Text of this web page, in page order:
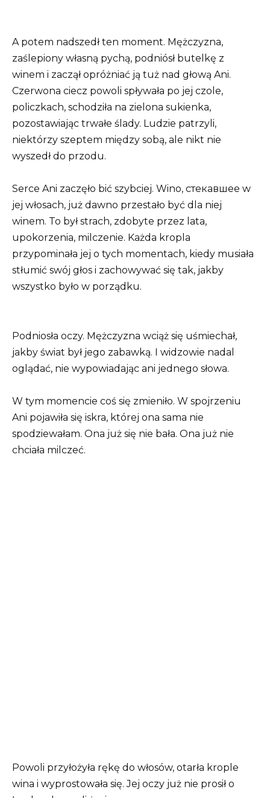
A potem nadszedł ten moment. Mężczyzna,
zaślepiony własną pychą, podniósł butelkę z
winem i zaczął opróżniać ją tuż nad głową Ani.
Czerwona ciecz powoli spływała po jej czole,
policzkach, schodziła na zielona sukienka,
pozostawiając trwałe ślady. Ludzie patrzyli,
niektórzy szeptem między sobą, ale nikt nie
wyszedł do przodu.
Serce Ani zaczęło bić szybciej. Wino, стекавшее w
jej włosach, już dawno przestało być dla niej
winem. To był strach, zdobyte przez lata,
upokorzenia, milczenie. Każda kropla
przypominała jej o tych momentach, kiedy musiała
stłumić swój głos i zachowywać się tak, jakby
wszystko było w porządku.
Podniosła oczy. Mężczyzna wciąż się uśmiechał,
jakby świat był jego zabawką. I widzowie nadal
oglądać, nie wypowiadając ani jednego słowa.
W tym momencie coś się zmieniło. W spojrzeniu
Ani pojawiła się iskra, której ona sama nie
spodziewałam. Ona już się nie bała. Ona już nie
chciała milczeć.
Powoli przyłożyła rękę do włosów, otarła krople
wina i wyprostowała się. Jej oczy już nie prosił o